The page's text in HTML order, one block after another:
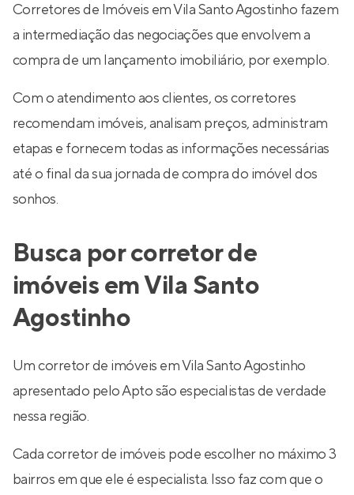
Corretores de Imóveis em Vila Santo Agostinho fazem
a intermediação das negociações que envolvem a
compra de um lançamento imobiliário, por exemplo.
Com o atendimento aos clientes, os corretores
recomendam imóveis, analisam preços, administram
etapas e fornecem todas as informações necessárias
até o final da sua jornada de compra do imóvel dos
sonhos.
Busca por corretor de
imóveis em Vila Santo
Agostinho
Um corretor de imóveis em Vila Santo Agostinho
apresentado pelo Apto são especialistas de verdade
nessa região.
Cada corretor de imóveis pode escolher no máximo 3
bairros em que ele é especialista. Isso faz com que o